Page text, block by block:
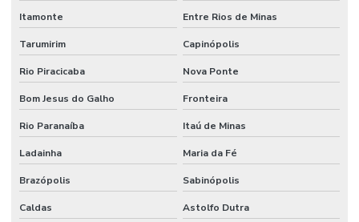
Revestimento Epóxi Monolítico Em São Paulo
Revestimento Epóxi Multicamadas
Revestimento Epóxi Para Ambientes Comerciais
Revestimento Epóxi Para Indústria
Revestimento Epóxi Para Indústrias Em Minas Gerais
Itamonte Entre Rios de Minas
Tarumirim Capinópolis
Rio Piracicaba Nova Ponte
Bom Jesus do Galho Fronteira
Rio Paranaíba Itaú de Minas
Ladainha Maria da Fé
Brazópolis Sabinópolis
Caldas Astolfo Dutra